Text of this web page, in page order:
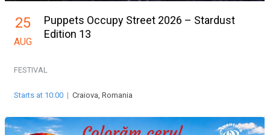
25
AUG
Puppets Occupy Street 2026 – Stardust
Edition 13
FESTIVAL
Starts at 10:00 | Craiova, Romania